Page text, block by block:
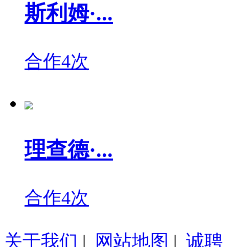
斯利姆·...
合作4次
理查德·...
合作4次
关于我们 | 网站地图 | 诚聘